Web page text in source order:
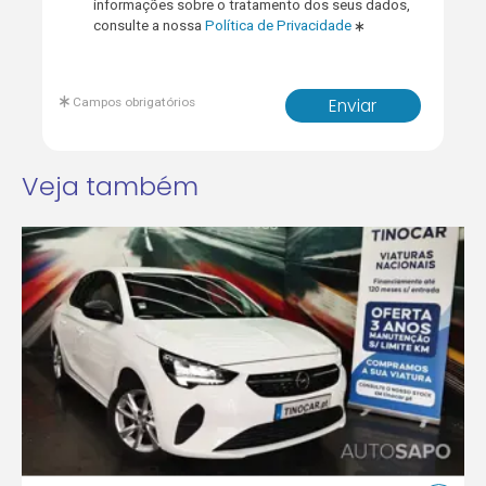
informações sobre o tratamento dos seus dados,
consulte a nossaPolítica de Privacidade
Enviar
Campos obrigatórios
Veja também